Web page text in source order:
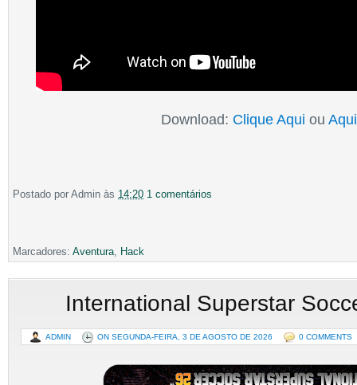
Download: Clique Aqui ou Aqui
Postado por Admin às 14:20 1 comentários
Marcadores: Aventura Hack
International Superstar
ADMIN ON SEGUNDA-FEIRA, 3 DE AGOSTO DE 2026 0 COMMENTS